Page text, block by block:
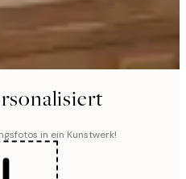
in ein Kunstwerk!